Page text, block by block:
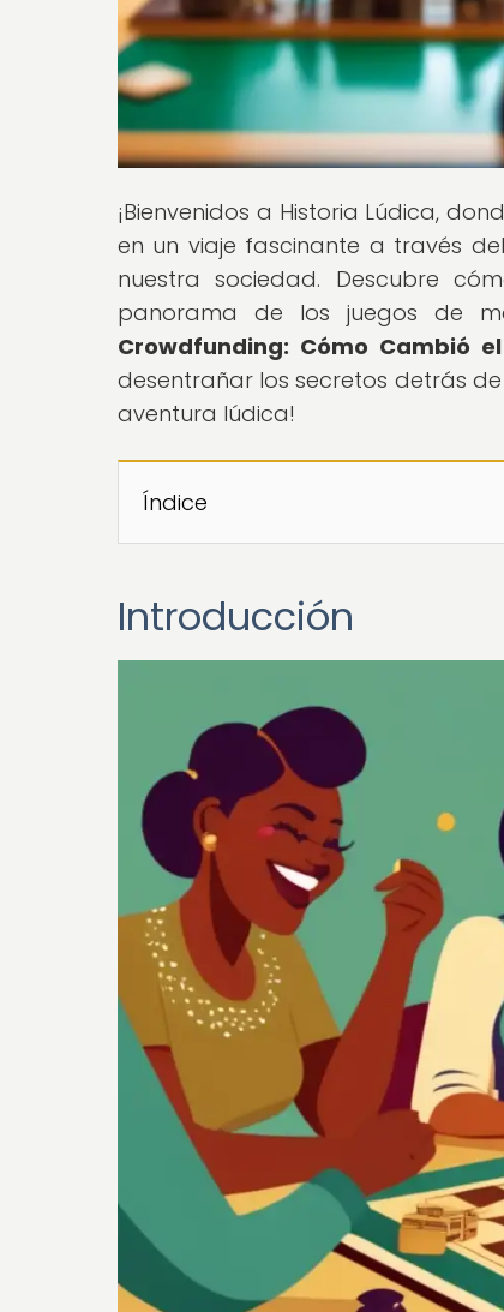
¡Bienvenidos a Historia Lúdica,
en un viaje fascinante a través
nuestra sociedad. Descubre
panorama de los juegos de
Crowdfunding: Cómo Cambió
desentrañar los secretos detrás
aventura lúdica!
Índice
Introducción